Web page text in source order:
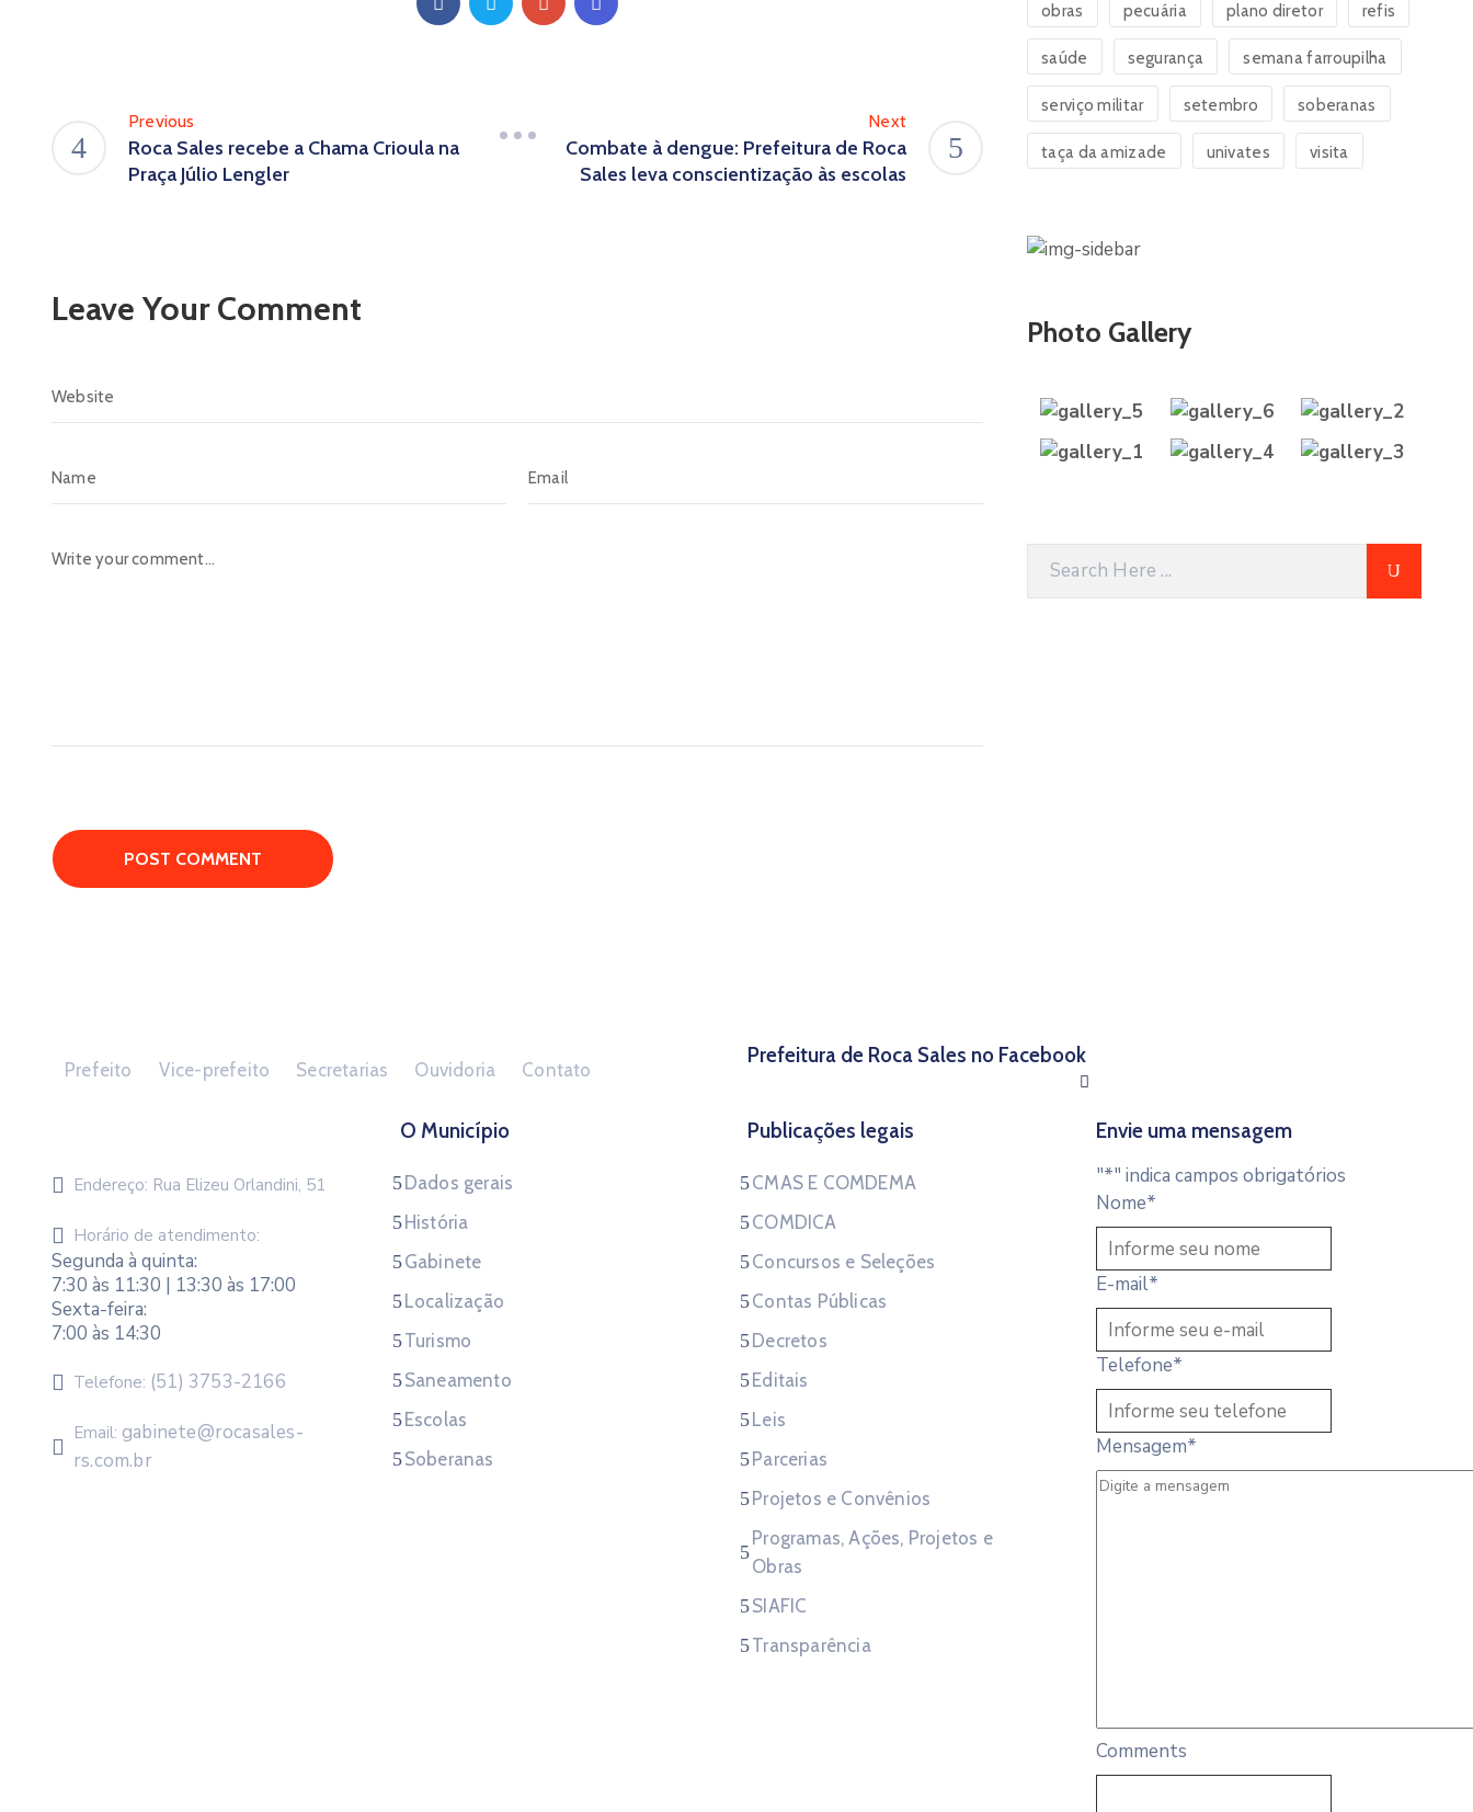
Previous
Roca Sales recebe a Chama Crioula na
Praça Júlio Lengler
Next
Combate à dengue: Prefeitura de Roca
Sales leva conscientização às escolas
Leave Your Comment
obras pecuária plano diretor refis
saúde segurança semana farroupilha
serviço militar setembro soberanas
taça da amizade univates visita
Photo Gallery
Prefeito Vice-prefeito Secretarias Ouvidoria Contato
Prefeitura de Roca Sales no Facebook
Endereço: Rua Elizeu Orlandini, 51
Horário de atendimento:
Segunda à quinta:
7:30 às 11:30 | 13:30 às 17:00
Sexta-feira:
7:00 às 14:30
Telefone: (51) 3753-2166
Email: gabinete@rocasales-
rs.com.br
O Município
Dados gerais
História
Gabinete
Localização
Turismo
Saneamento
Escolas
Soberanas
Publicações legais
CMAS E COMDEMA
COMDICA
Concursos e Seleções
Contas Públicas
Decretos
Editais
Leis
Parcerias
Projetos e Convênios
Programas, Ações, Projetos e
Obras
SIAFIC
Transparência
Envie uma mensagem
"*" indica campos obrigatórios
Nome*
E-mail*
Telefone*
Mensagem*
Comments